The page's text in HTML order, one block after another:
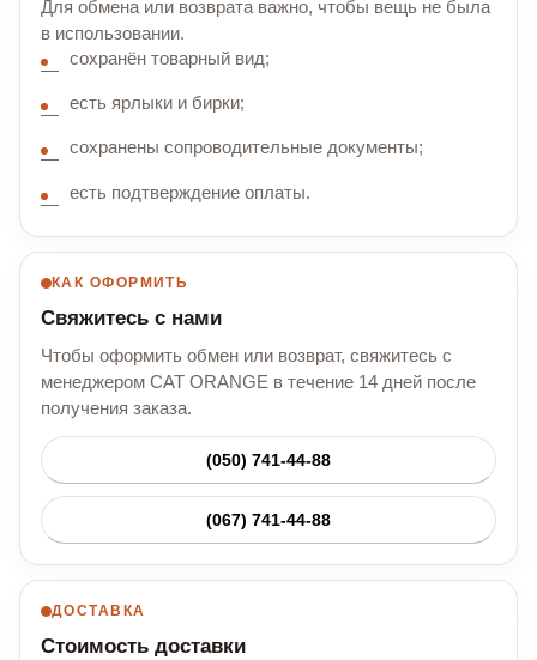
Для обмена или возврата важно, чтобы вещь не была
в использовании.
сохранён товарный вид;
есть ярлыки и бирки;
сохранены сопроводительные документы;
есть подтверждение оплаты.
КАК ОФОРМИТЬ
Свяжитесь с нами
Чтобы оформить обмен или возврат, свяжитесь с
менеджером CAT ORANGE в течение 14 дней после
получения заказа.
(050) 741-44-88
(067) 741-44-88
ДОСТАВКА
Стоимость доставки